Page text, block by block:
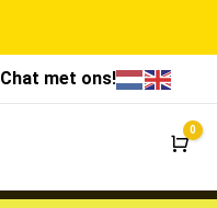
Chat met ons!
0